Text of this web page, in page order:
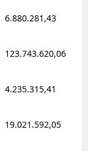
6.880.281,43
123.743.620,06
4.235.315,41
19.021.592,05